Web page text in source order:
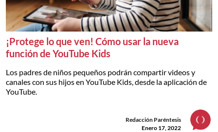
¡Protege lo que ven! Cómo usar la nueva
función de YouTube Kids
Los padres de niños pequeños podrán compartir videos y
canales con sus hijos en YouTube Kids, desde la aplicación de
YouTube.
Redacción Paréntesis
Enero 17, 2022